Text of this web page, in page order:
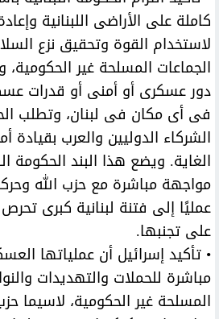
كاملة على الأراضى اللبنانية
لاستخدام القوة وتحقيق نزع
الجماعات المسلحة غير
دور عسكرى أو أمنى أو قدرات
فى أى مكان فى لبنان، وتطلب
الشركاء الدوليين والعرب
الغاية. ويضع هذا البند الحكومة
مواجهة مباشرة مع حزب الله
عمليًا إلى فتنة لبنانية كبرى تحرص
على تجنبها.
• تأكيد إسرائيل أن عملياتها
مباشرة للحملات والتهديدات
المسلحة غير الحكومية، لاسيما